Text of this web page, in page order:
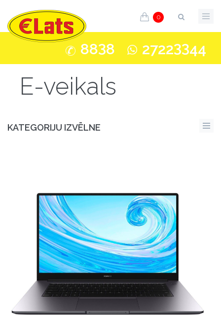
0
8838 27223344
E-veikals
KATEGORIJU IZVĒLNE